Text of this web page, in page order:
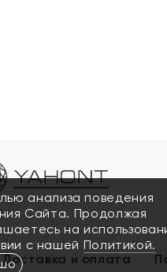
Доставка и оплата
анализа поведения
Сайта. Продолжая
на
с нашей Политикой.